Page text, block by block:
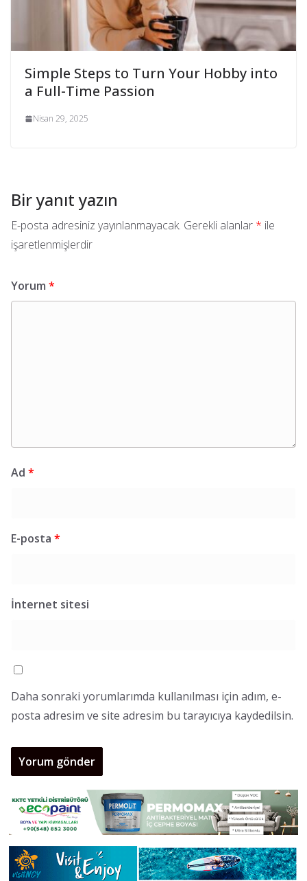
Simple Steps to Turn Your Hobby into
a Full-Time Passion
Nisan 29, 2025
Bir yanıt yazın
E-posta adresiniz yayınlanmayacak. Gerekli alanlar * ile
işaretlenmişlerdir
Yorum *
Ad *
E-posta *
İnternet sitesi
Daha sonraki yorumlarımda kullanılması için adım, e-
posta adresim ve site adresim bu tarayıcıya kaydedilsin.